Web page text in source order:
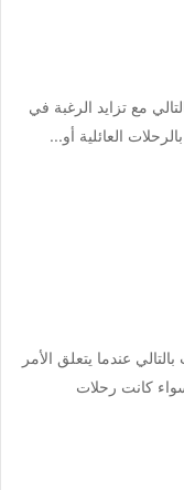
مع تزايد الرغبة في
عندما يتعلق الأمر
الجماعية 01102106655، سواء كانت رحلات